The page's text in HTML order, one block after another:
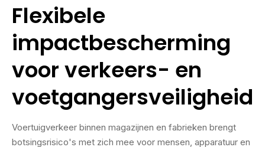
Flexibele
impactbescherming
voor verkeers- en
voetgangersveiligheid
Voertuigverkeer binnen magazijnen en fabrieken brengt
botsingsrisico's met zich mee voor mensen, apparatuur en